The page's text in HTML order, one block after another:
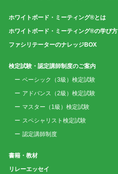
ホワイトボード・ミーティング®とは
ホワイトボード・ミーティング®の学び方
ファシリテーターのナレッジBOX
検定試験・認定講師制度のご案内
ベーシック（3級）検定試験
アドバンス（2級）検定試験
マスター（1級）検定試験
スペシャリスト検定試験
認定講師制度
書籍・教材
リレーエッセイ